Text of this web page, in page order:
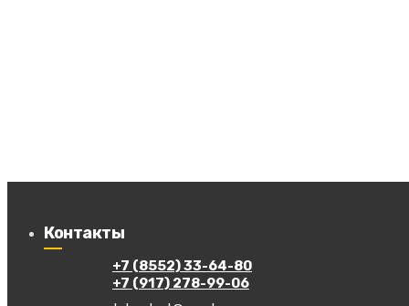
Контакты
+7 (8552) 33-64-80
+7 (917) 278-99-06